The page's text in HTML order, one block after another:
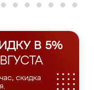
В 5%
скидка